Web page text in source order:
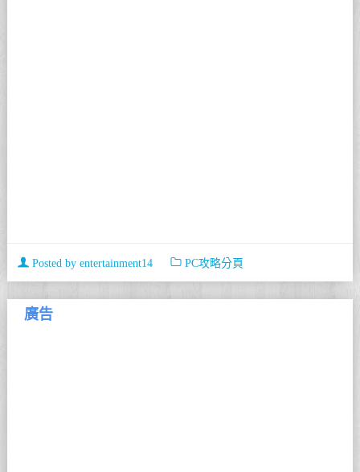
Posted by entertainment14 PC攻略分頁
廣告